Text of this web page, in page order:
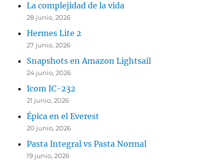
La complejidad de la vida
28 junio, 2026
Hermes Lite 2
27 junio, 2026
Snapshots en Amazon Lightsail
24 junio, 2026
Icom IC-232
21 junio, 2026
Épica en el Everest
20 junio, 2026
Pasta Integral vs Pasta Normal
19 junio, 2026